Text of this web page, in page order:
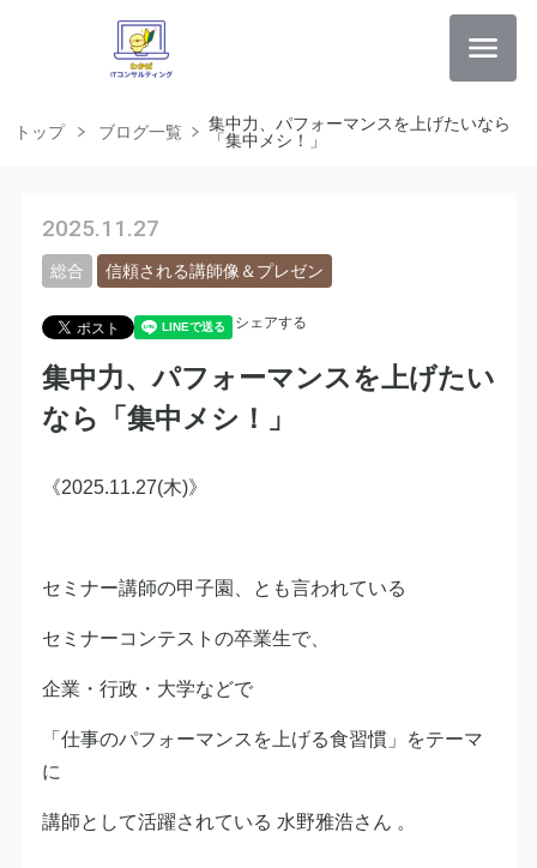
トップ ブログ一覧
集中力、パフォーマンスを上げたいなら
「集中メシ！」
2025.11.27
総合 信頼される講師像＆プレゼン
シェアする
集中力、パフォーマンスを上げたい
なら「集中メシ！」
《2025.11.27(木)》
セミナー講師の甲子園、とも言われている
セミナーコンテストの卒業生で、
企業・行政・大学などで
「仕事のパフォーマンスを上げる食習慣」をテーマ
に
講師として活躍されている 水野雅浩さん 。